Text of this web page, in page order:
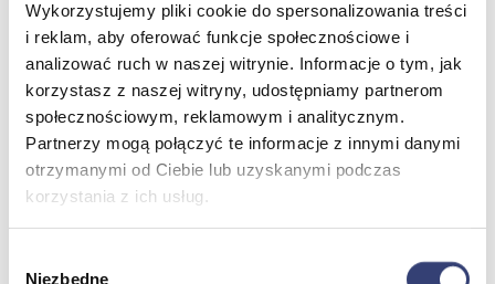
Wykorzystujemy pliki cookie do spersonalizowania treści
i reklam, aby oferować funkcje społecznościowe i
analizować ruch w naszej witrynie. Informacje o tym, jak
korzystasz z naszej witryny, udostępniamy partnerom
społecznościowym, reklamowym i analitycznym.
Partnerzy mogą połączyć te informacje z innymi danymi
otrzymanymi od Ciebie lub uzyskanymi podczas
korzystania z ich usług.
Niezbędne
Kozetki
Pielęgnacja mebli
Taborety i krzesła
Parawany
Fotele
Zobacz wszystko